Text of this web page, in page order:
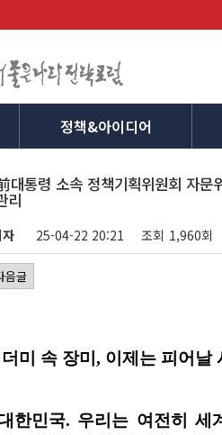
정책&아이디어
대통령 소속 정책기획위원회 자
리
25-04-22 20:21 조회 1,960회
음글
미 속 장미 , 이제는 피어날
한민국. 우리는 여전히 세